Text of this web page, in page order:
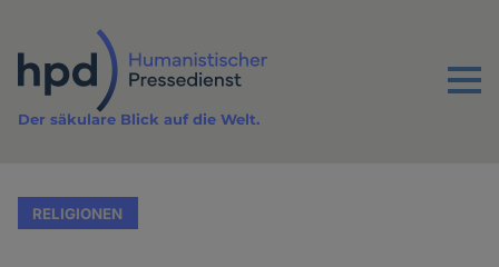
Inhalt
Menu
Der säkulare Blick auf die Welt.
RELIGIONEN